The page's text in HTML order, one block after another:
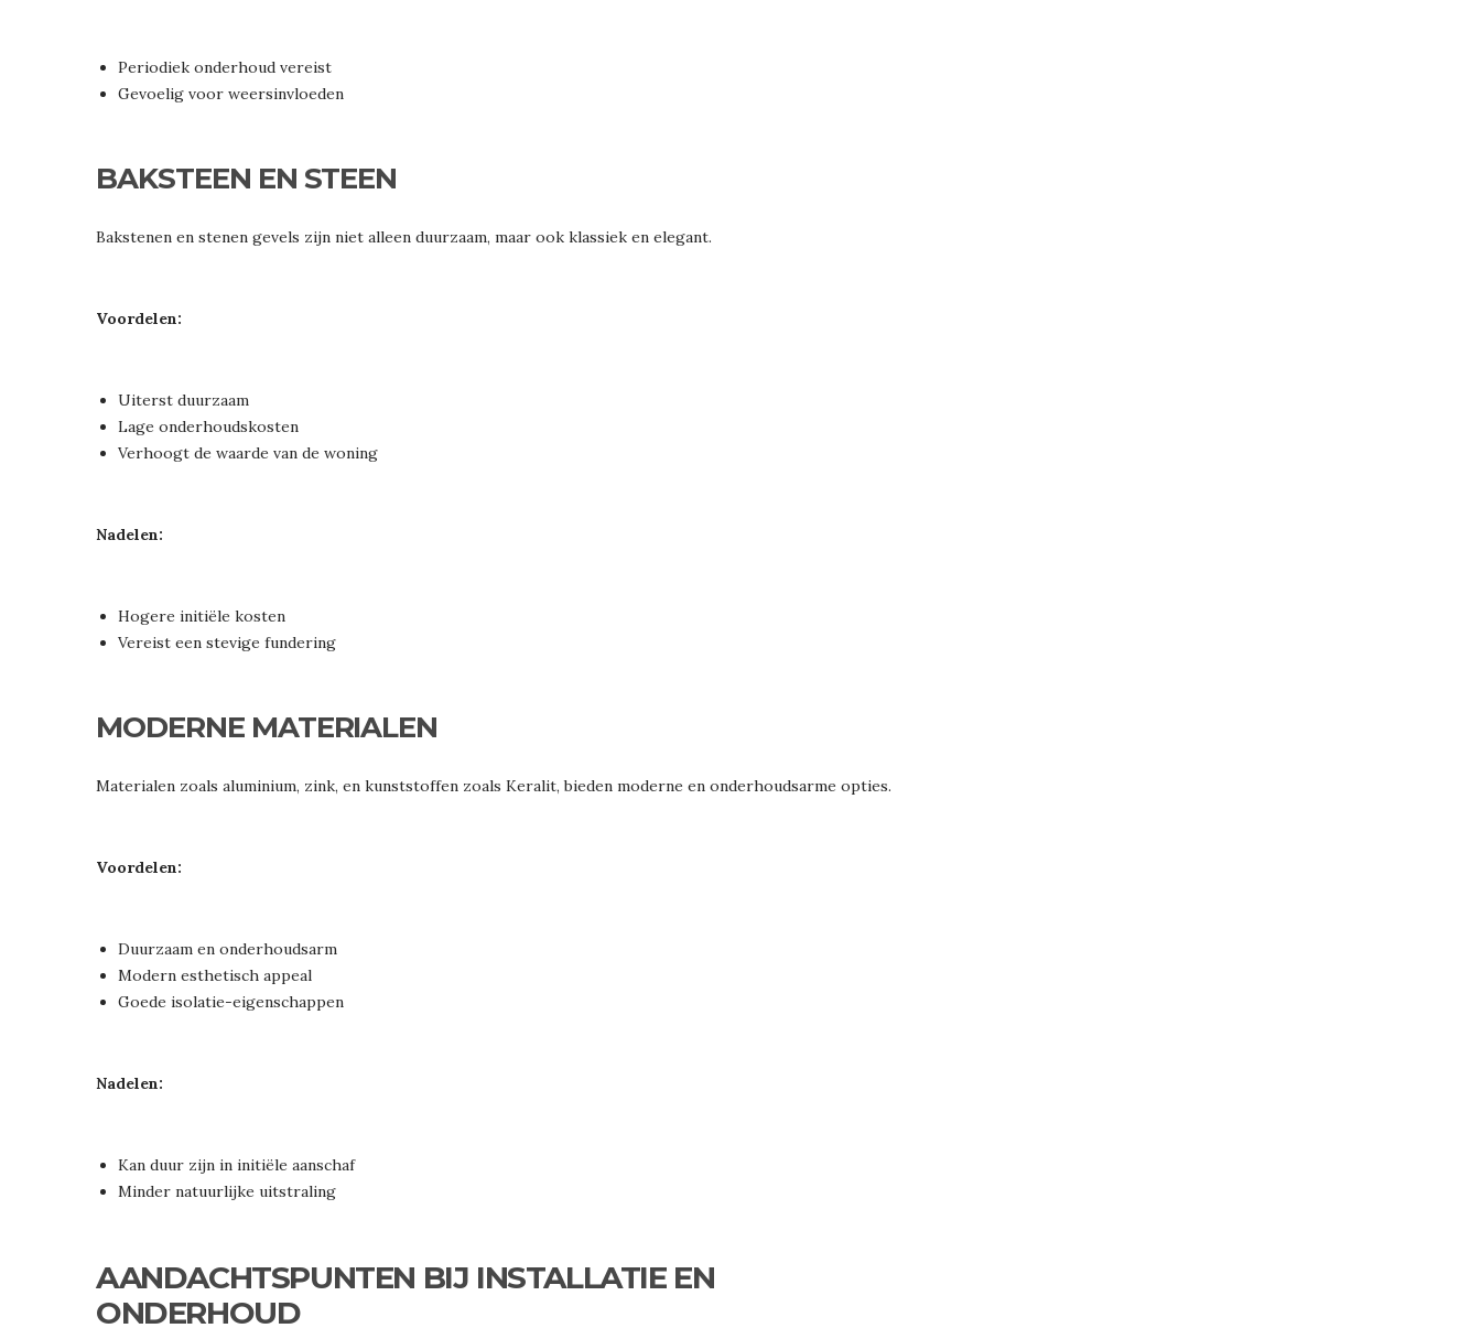
Periodiek onderhoud vereist
Gevoelig voor weersinvloeden
BAKSTEEN EN STEEN
Bakstenen en stenen gevels zijn niet alleen duurzaam, maar ook klassiek en elegant.
Voordelen:
Uiterst duurzaam
Lage onderhoudskosten
Verhoogt de waarde van de woning
Nadelen:
Hogere initiële kosten
Vereist een stevige fundering
MODERNE MATERIALEN
Materialen zoals aluminium, zink, en kunststoffen zoals Keralit, bieden moderne en onderhoudsarme opties.
Voordelen:
Duurzaam en onderhoudsarm
Modern esthetisch appeal
Goede isolatie-eigenschappen
Nadelen:
Kan duur zijn in initiële aanschaf
Minder natuurlijke uitstraling
AANDACHTSPUNTEN BIJ INSTALLATIE EN
ONDERHOUD